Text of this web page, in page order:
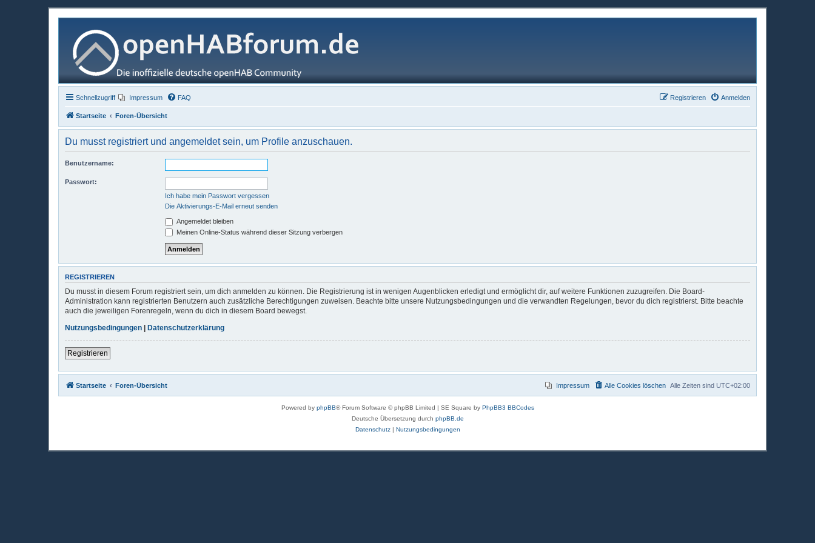
Schnellzugriff Impressum FAQ Anmelden
Registrieren
Startseite Foren-Übersicht
Du musst registriert und angemeldet sein, um Profile anzuschauen.
Benutzername:
Passwort:
Ich habe mein Passwort vergessen
Die Aktivierungs-E-Mail erneut senden
Angemeldet bleiben
Meinen Online-Status während dieser Sitzung verbergen
REGISTRIEREN
Du musst in diesem Forum registriert sein, um dich anmelden zu können. Die Registrierung ist in wenigen Augenblicken erledigt und ermöglicht dir, auf weitere Funktionen zuzugreifen. Die Board-
Administration kann registrierten Benutzern auch zusätzliche Berechtigungen zuweisen. Beachte bitte unsere Nutzungsbedingungen und die verwandten Regelungen, bevor du dich registrierst. Bitte beachte
auch die jeweiligen Forenregeln, wenn du dich in diesem Board bewegst.
Nutzungsbedingungen | Datenschutzerklärung
Registrieren
Startseite Foren-Übersicht Alle Zeiten sind UTC+02:00
Alle Cookies löschen
Impressum
Powered by phpBB® Forum Software © phpBB Limited | SE Square by PhpBB3 BBCodes
Deutsche Übersetzung durch phpBB.de
Datenschutz| Nutzungsbedingungen